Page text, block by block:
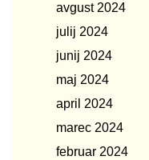
avgust 2024
julij 2024
junij 2024
maj 2024
april 2024
marec 2024
februar 2024